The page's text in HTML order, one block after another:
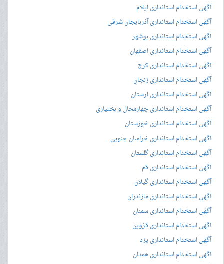
آگهی استخدام استانداری ایلام
آگهی استخدام استانداری آذربایجان شرقی
آگهی استخدام استانداری بوشهر
آگهی استخدام استانداری اصفهان
آگهی استخدام استانداری کرج
آگهی استخدام استانداری زنجان
آگهی استخدام استانداری لرستان
آگهی استخدام استانداری چهارمحال و بختیاری
آگهی استخدام استانداری خوزستان
آگهی استخدام استانداری خراسان جنوبی
آگهی استخدام استانداری گلستان
آگهی استخدام استانداری قم
آگهی استخدام استانداری گیلان
آگهی استخدام استانداری مازندران
آگهی استخدام استانداری سمنان
آگهی استخدام استانداری قزوین
آگهی استخدام استانداری یزد
آگهی استخدام استانداری همدان